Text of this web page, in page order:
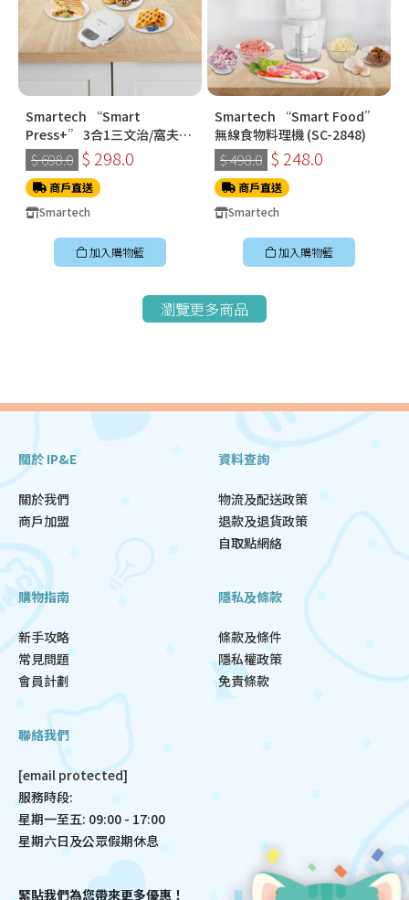
Smartech “Smart
Press+” 3合1三文治/窩夫/
冬甩機 SM-2228
$ 698.0 $ 298.0
商戶直送
Smartech
加入購物籃
Smartech “Smart Food”
無線食物料理機 (SC-2848)
$ 498.0 $ 248.0
商戶直送
Smartech
加入購物籃
瀏覽更多商品
關於 IP&E
關於我們
商戶加盟
資料查詢
物流及配送政策
退款及退貨政策
自取點網絡
購物指南
新手攻略
常見問題
會員計劃
隱私及條款
條款及條件
隱私權政策
免責條款
聯絡我們
[email protected]
服務時段:
星期一至五: 09:00 - 17:00
星期六日及公眾假期休息
緊貼我們為您帶來更多優惠！